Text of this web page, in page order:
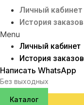
Личный кабинет
История заказов
Menu
Личный кабинет
История заказов
Написать WhatsApp
Без выходных
Каталог